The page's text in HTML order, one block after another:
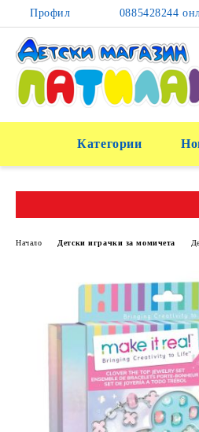
Профил 0885428244
Категории
Начало Детски играчки за момичета